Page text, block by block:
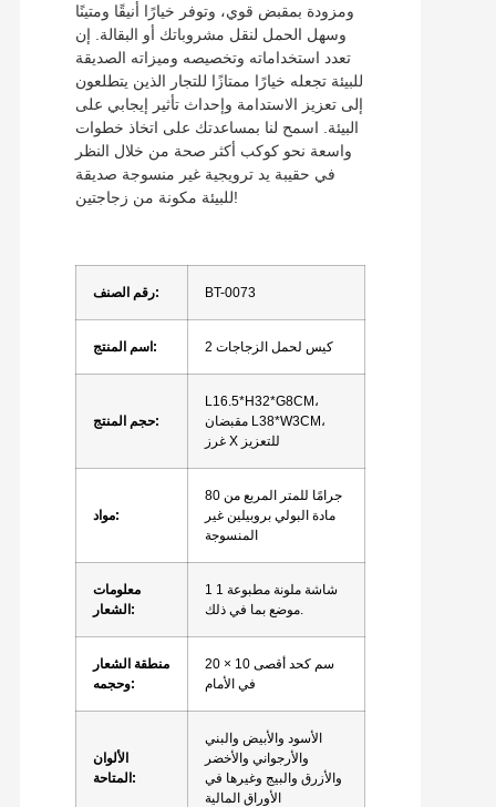
ومزودة بمقبض قوي، وتوفر خيارًا أنيقًا ومتينًا
وسهل الحمل لنقل مشروباتك أو البقالة. إن
تعدد استخداماته وتخصيصه وميزاته الصديقة
للبيئة تجعله خيارًا ممتازًا للتجار الذين يتطلعون
إلى تعزيز الاستدامة وإحداث تأثير إيجابي على
البيئة. اسمح لنا بمساعدتك على اتخاذ خطوات
واسعة نحو كوكب أكثر صحة من خلال النظر
في حقيبة يد ترويجية غير منسوجة صديقة
للبيئة مكونة من زجاجتين!
رقم الصنف: BT-0073
اسم المنتج: 2 كيس لحمل الزجاجات
حجم المنتج:
L16.5*H32*G8CM،
مقبضان L38*W3CM،
غرز X للتعزيز
مواد:
80 جرامًا للمتر المربع من
مادة البولي بروبيلين غير
المنسوجة
معلومات
الشعار:
1 شاشة ملونة مطبوعة 1
موضع بما في ذلك.
منطقة الشعار
وحجمه:
20 × 10 سم كحد أقصى
في الأمام
الألوان
المتاحة:
الأسود والأبيض والبني
والأرجواني والأخضر
والأزرق والبيج وغيرها في
الأوراق المالية